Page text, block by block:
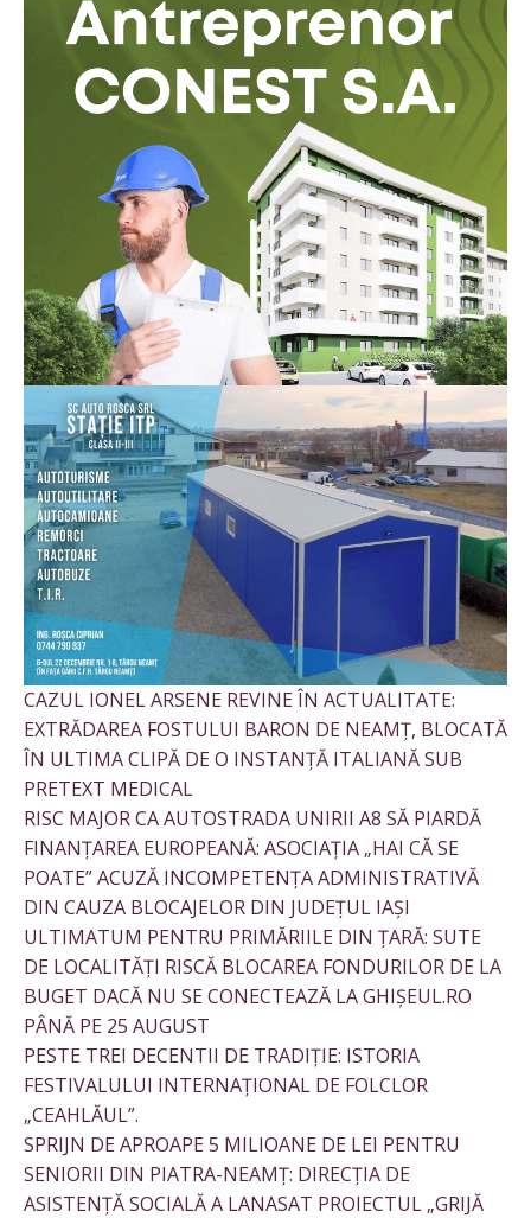
CAZUL IONEL ARSENE REVINE ÎN ACTUALITATE:
EXTRĂDAREA FOSTULUI BARON DE NEAMȚ, BLOCATĂ
ÎN ULTIMA CLIPĂ DE O INSTANȚĂ ITALIANĂ SUB
PRETEXT MEDICAL
RISC MAJOR CA AUTOSTRADA UNIRII A8 SĂ PIARDĂ
FINANȚAREA EUROPEANĂ: ASOCIAȚIA „HAI CĂ SE
POATE” ACUZĂ INCOMPETENȚA ADMINISTRATIVĂ
DIN CAUZA BLOCAJELOR DIN JUDEȚUL IAȘI
ULTIMATUM PENTRU PRIMĂRIILE DIN ȚARĂ: SUTE
DE LOCALITĂȚI RISCĂ BLOCAREA FONDURILOR DE LA
BUGET DACĂ NU SE CONECTEAZĂ LA GHIȘEUL.RO
PÂNĂ PE 25 AUGUST
PESTE TREI DECENTII DE TRADIȚIE: ISTORIA
FESTIVALULUI INTERNAȚIONAL DE FOLCLOR
„CEAHLĂUL”.
SPRIJN DE APROAPE 5 MILIOANE DE LEI PENTRU
SENIORII DIN PIATRA-NEAMȚ: DIRECȚIA DE
ASISTENȚĂ SOCIALĂ A LANASAT PROIECTUL „GRIJĂ